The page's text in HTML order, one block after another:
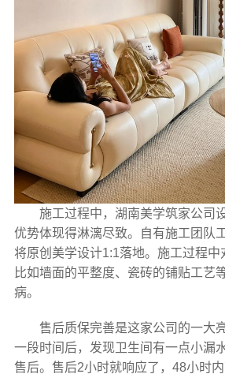
施工过程中，湖南美学筑家公司
优势体现得淋漓尽致。自有施工团队
将原创美学设计1:1落地。施工过程中
比如墙面的平整度、瓷砖的铺贴工艺
病。
售后质保完善是这家公司的一大
一段时间后，发现卫生间有一点小漏
售后。售后2小时就响应了，48小时